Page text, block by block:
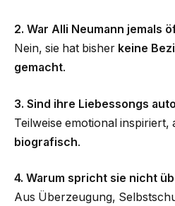
2. War Alli Neumann jemals
Nein, sie hat bisher keine
gemacht.
3. Sind ihre Liebessongs
Teilweise emotional inspiriert,
biografisch.
4. Warum spricht sie nicht
Aus Überzeugung,